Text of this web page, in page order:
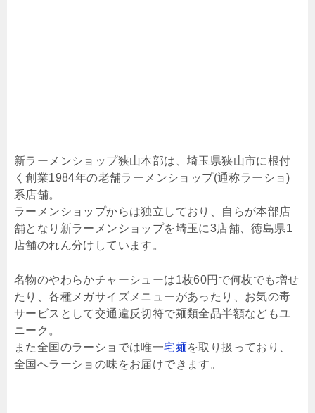
新ラーメンショップ狭山本部は、埼玉県狭山市に根付
く創業1984年の老舗ラーメンショップ(通称ラーショ)
系店舗。
ラーメンショップからは独立しており、自らが本部店
舗となり新ラーメンショップを埼玉に3店舗、徳島県1
店舗のれん分けしています。
名物のやわらかチャーシューは1枚60円で何枚でも増せ
たり、各種メガサイズメニューがあったり、お気の毒
サービスとして交通違反切符で麺類全品半額などもユ
ニーク。
また全国のラーショでは唯一宅麺を取り扱っており、
全国へラーショの味をお届けできます。